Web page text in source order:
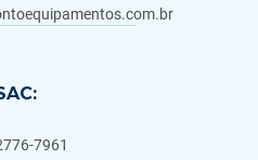
7961